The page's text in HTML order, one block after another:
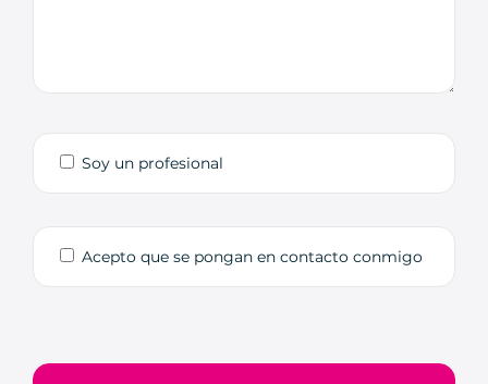
Soy un profesional
Acepto que se pongan en contacto conmigo